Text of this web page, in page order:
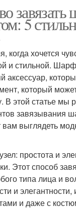
5
когда хочется
и стильной.
аксессуар,
который
В этой статье мы
завязывания
вам выглядеть
простота и
Этот способ
типа лица и
и элегантности,
и даже с